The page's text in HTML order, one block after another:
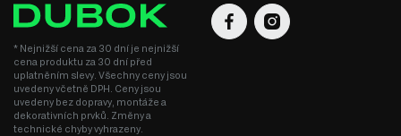
* Nejnižší cena za 30 dní je nejnižší
cena produktu za 30 dní před
uplatněním slevy. Všechny ceny jsou
uvedeny včetně DPH. Ceny jsou
uvedeny bez dopravy, montáže a
dekorativních prvků. Změny a
technické chyby vyhrazeny.